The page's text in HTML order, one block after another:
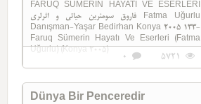
FARUQ SÜMERIN HAYATI VE ESERLERI
فاروق سومئرین حیاتی و اثرلری Fatma Uğurlu
Danışman-Yaşar Bedirhan Konya 2005 133-
Faruq Sümerin Hayatı Ve Eserleri (Fatma
5721
0
Dünya Bir Penceredir